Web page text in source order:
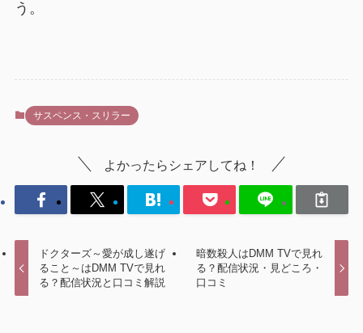
う。
サスペンス・スリラー
よかったらシェアしてね！
ドクターズ～愛が成し遂げ
ること～はDMM TVで見れ
る？配信状況と口コミ解説
暗数殺人はDMM TVで見れ
る？配信状況・見どころ・
口コミ